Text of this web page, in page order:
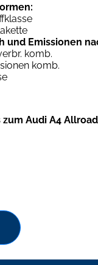
und Emissionen
komb.
komb.
zum Audi A4